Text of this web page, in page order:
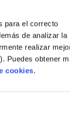
para el correcto
de analizar la
realizar
Puedes obtener
cookies.